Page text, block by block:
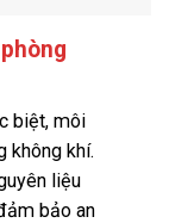
biệt, môi
không khí.
liệu
bảo an